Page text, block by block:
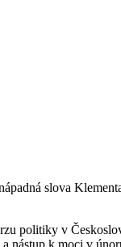
slova
politiky v